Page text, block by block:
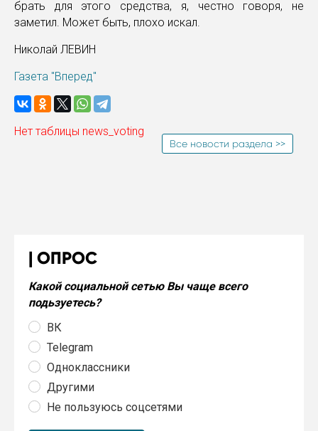
брать для этого средства, я, честно говоря, не
заметил. Может быть, плохо искал.
Николай ЛЕВИН
Газета "Вперед"
Нет таблицы news_voting
Все новости раздела >>
ОПРОС
Какой социальной сетью Вы чаще всего
подьзуетесь?
ВК
Telegram
Одноклассники
Другими
Не пользуюсь соцсетями